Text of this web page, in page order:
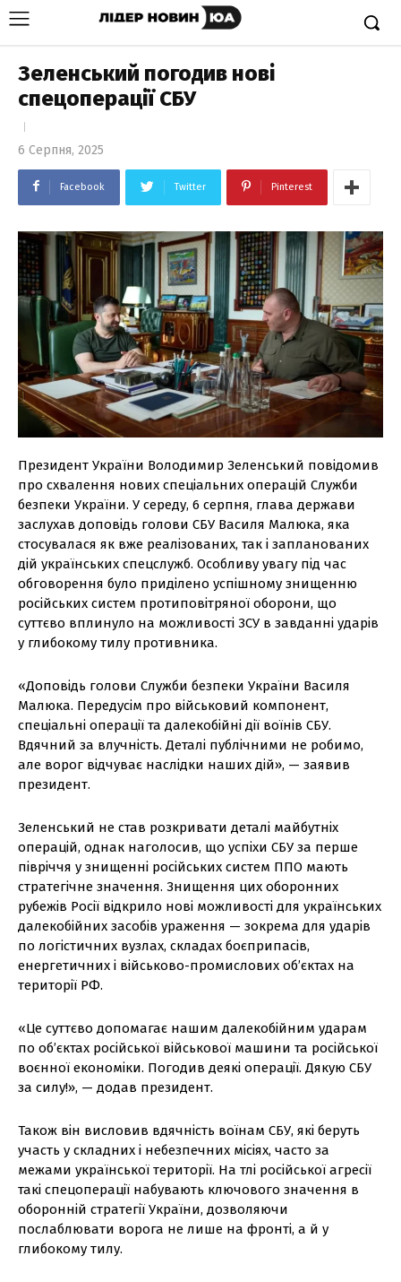
Зеленський погодив нові
спецоперації СБУ
6 Серпня, 2025
Facebook Twitter Pinterest
Президент України Володимир Зеленський повідомив
про схвалення нових спеціальних операцій Служби
безпеки України. У середу, 6 серпня, глава держави
заслухав доповідь голови СБУ Василя Малюка, яка
стосувалася як вже реалізованих, так і запланованих
дій українських спецслужб. Особливу увагу під час
обговорення було приділено успішному знищенню
російських систем протиповітряної оборони, що
суттєво вплинуло на можливості ЗСУ в завданні ударів
у глибокому тилу противника.
«Доповідь голови Служби безпеки України Василя
Малюка. Передусім про військовий компонент,
спеціальні операції та далекобійні дії воїнів СБУ.
Вдячний за влучність. Деталі публічними не робимо,
але ворог відчуває наслідки наших дій», — заявив
президент.
Зеленський не став розкривати деталі майбутніх
операцій, однак наголосив, що успіхи СБУ за перше
півріччя у знищенні російських систем ППО мають
стратегічне значення. Знищення цих оборонних
рубежів Росії відкрило нові можливості для українських
далекобійних засобів ураження — зокрема для ударів
по логістичних вузлах, складах боєприпасів,
енергетичних і військово-промислових об’єктах на
території РФ.
«Це суттєво допомагає нашим далекобійним ударам
по обʼєктах російської військової машини та російської
воєнної економіки. Погодив деякі операції. Дякую СБУ
за силу!», — додав президент.
Також він висловив вдячність воїнам СБУ, які беруть
участь у складних і небезпечних місіях, часто за
межами української території. На тлі російської агресії
такі спецоперації набувають ключового значення в
оборонній стратегії України, дозволяючи
послаблювати ворога не лише на фронті, а й у
глибокому тилу.